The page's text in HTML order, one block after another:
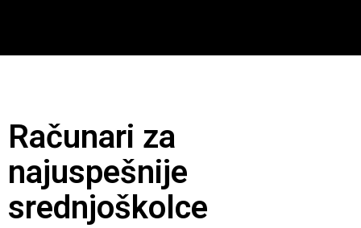
Računari za
najuspešnije
srednjoškolce